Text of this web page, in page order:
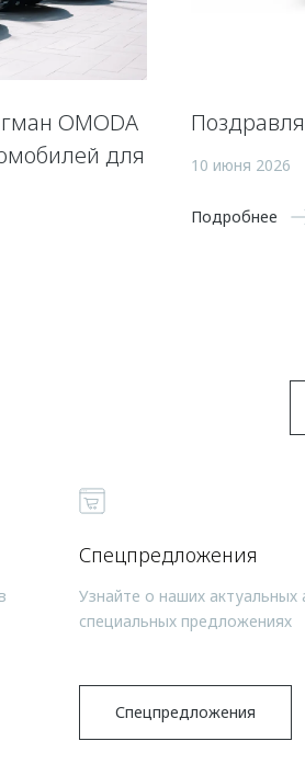
OMODA
для
10 июня 2026
Подробнее
Спецпредложения
Узнайте о наших актуальных
специальных предложениях
Спецпредложения